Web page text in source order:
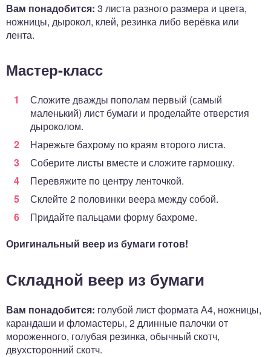
Вам понадобится: 3 листа разного размера и цвета,
ножницы, дырокол, клей, резинка либо верёвка или
лента.
Мастер-класс
Сложите дважды пополам первый (самый
маленький) лист бумаги и проделайте отверстия
дыроколом.
Нарежьте бахрому по краям второго листа.
Соберите листы вместе и сложите гармошку.
Перевяжите по центру ленточкой.
Склейте 2 половинки веера между собой.
Придайте пальцами форму бахроме.
Оригинальный веер из бумаги готов!
Складной веер из бумаги
Вам понадобится: голубой лист формата А4, ножницы,
карандаши и фломастеры, 2 длинные палочки от
мороженного, голубая резинка, обычный скотч,
двухсторонний скотч.